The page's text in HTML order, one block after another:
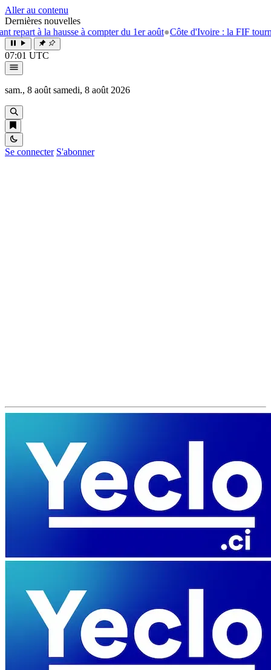
Aller au contenu
Dernières nouvelles
hausse à compter du 1er août●Côte d'Ivoire : la FIF tourne la page
07:01 UTC
sam., 8 août samedi, 8 août 2026
Se connecter S'abonner